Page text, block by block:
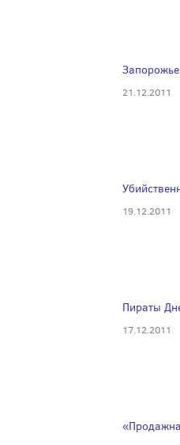
21.12.2011
19.12.2011
Пираты
17.12.2011